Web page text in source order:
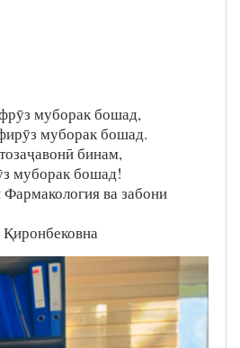
муборак бошад,
муборак бошад.
бинам,
муборак бошад!
ва забони